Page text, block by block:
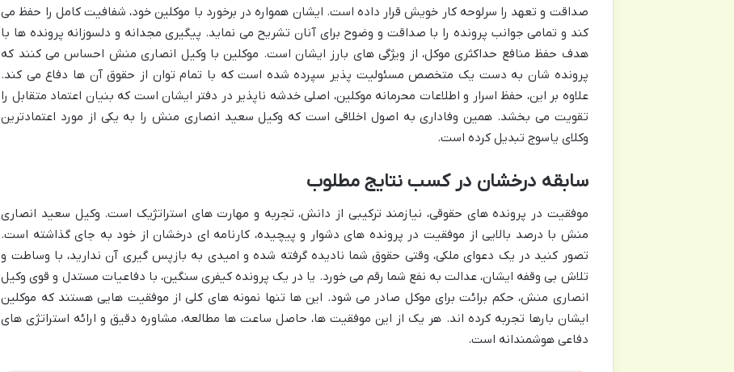
صداقت و تعهد را سرلوحه کار خویش قرار داده است. ایشان همواره در برخورد با موکلین خود، شفافیت کامل را حفظ می
کند و تمامی جوانب پرونده را با صداقت و وضوح برای آنان تشریح می نماید. پیگیری مجدانه و دلسوزانه پرونده ها با
هدف حفظ منافع حداکثری موکل، از ویژگی های بارز ایشان است. موکلین با وکیل انصاری منش احساس می کنند که
پرونده شان به دست یک متخصص مسئولیت پذیر سپرده شده است که با تمام توان از حقوق آن ها دفاع می کند.
علاوه بر این، حفظ اسرار و اطلاعات محرمانه موکلین، اصلی خدشه ناپذیر در دفتر ایشان است که بنیان اعتماد متقابل را
تقویت می بخشد. همین وفاداری به اصول اخلاقی است که وکیل سعید انصاری منش را به یکی از مورد اعتمادترین
وکلای یاسوج تبدیل کرده است.
سابقه درخشان در کسب نتایج مطلوب
موفقیت در پرونده های حقوقی، نیازمند ترکیبی از دانش، تجربه و مهارت های استراتژیک است. وکیل سعید انصاری
منش با درصد بالایی از موفقیت در پرونده های دشوار و پیچیده، کارنامه ای درخشان از خود به جای گذاشته است.
تصور کنید در یک دعوای ملکی، وقتی حقوق شما نادیده گرفته شده و امیدی به بازپس گیری آن ندارید، با وساطت و
تلاش بی وقفه ایشان، عدالت به نفع شما رقم می خورد. یا در یک پرونده کیفری سنگین، با دفاعیات مستدل و قوی وکیل
انصاری منش، حکم برائت برای موکل صادر می شود. این ها تنها نمونه های کلی از موفقیت هایی هستند که موکلین
ایشان بارها تجربه کرده اند. هر یک از این موفقیت ها، حاصل ساعت ها مطالعه، مشاوره دقیق و ارائه استراتژی های
دفاعی هوشمندانه است.